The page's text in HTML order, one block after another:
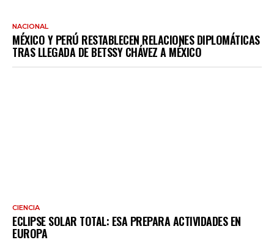
NACIONAL
MÉXICO Y PERÚ RESTABLECEN RELACIONES DIPLOMÁTICAS
TRAS LLEGADA DE BETSSY CHÁVEZ A MÉXICO
CIENCIA
ECLIPSE SOLAR TOTAL: ESA PREPARA ACTIVIDADES EN
EUROPA